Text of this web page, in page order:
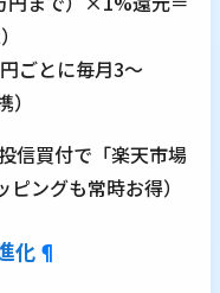
ごとに毎月3〜
信買付で「楽天市場
ングも常時お得）
化 ¶